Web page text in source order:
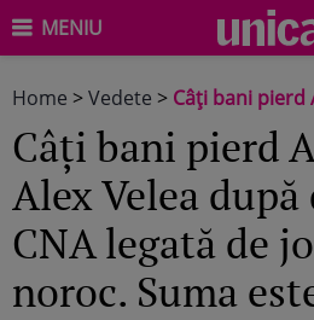
MENIU
Home >Vedete > Câți bani pierd Antonia și Alex Velea
Câți bani pierd
Alex Velea
CNA legată de
noroc. Suma